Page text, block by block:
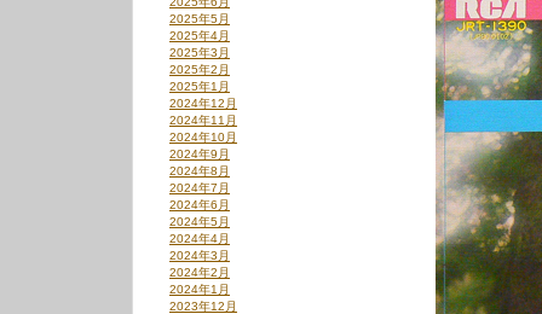
2025年5月
2025年4月
2025年3月
2025年2月
2025年1月
2024年12月
2024年11月
2024年10月
2024年9月
2024年8月
2024年7月
2024年6月
2024年5月
2024年4月
2024年3月
2024年2月
2024年1月
2023年12月